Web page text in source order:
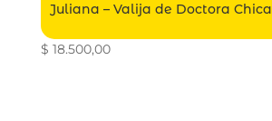
Juliana – Valija de Doctora Chica
$ 18.500,00